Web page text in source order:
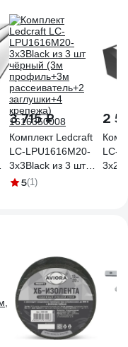
3 715 ₽
Комплект Ledcraft
LC-LPU1616M20-
3x3Black из 3 шт
чёрный (3м
5(1)
2
LC-